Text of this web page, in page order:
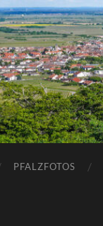
PFALZFOTOS